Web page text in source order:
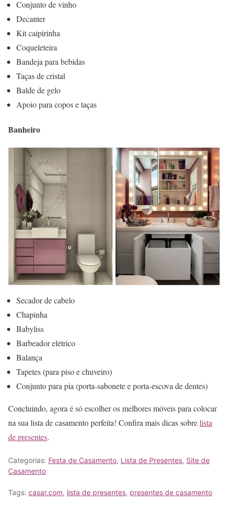
Conjunto de vinho
Decanter
Kit caipirinha
Coqueleteira
Bandeja para bebidas
Taças de cristal
Balde de gelo
Apoio para copos e taças
Banheiro
Secador de cabelo
Chapinha
Babyliss
Barbeador elétrico
Balança
Tapetes (para piso e chuveiro)
Conjunto para pia (porta-sabonete e porta-escova de dentes)
Concluindo, agora é só escolher os melhores móveis para colocar
na sua lista de casamento perfeita! Confira mais dicas sobrelista
de presentes.
Categorias: Festa de Casamento, Lista de Presentes, Site de
Casamento
Tags: casar.com, lista de presentes, presentes de casamento